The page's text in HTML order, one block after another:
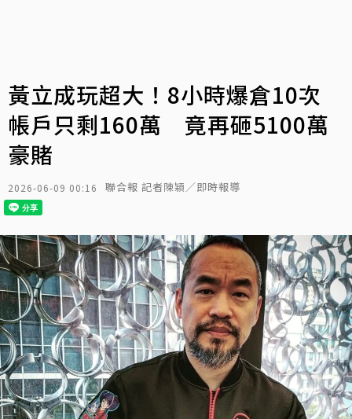
黃立成玩超大！8小時爆倉10次
帳戶只剩160萬 竟再砸5100萬
豪賭
2026-06-09 00:16 聯合報 記者陳穎／即時報導